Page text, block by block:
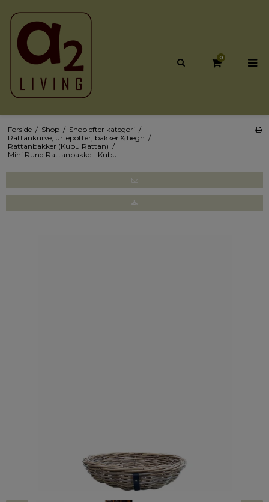
0
Forside / Shop / Shop efter kategori /
Rattankurve, urtepotter, bakker & hegn /
Rattanbakker (Kubu Rattan) /
Mini Rund Rattanbakke - Kubu